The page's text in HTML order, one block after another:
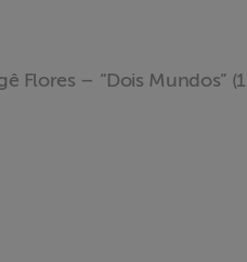
Flores – “Dois Mundos”